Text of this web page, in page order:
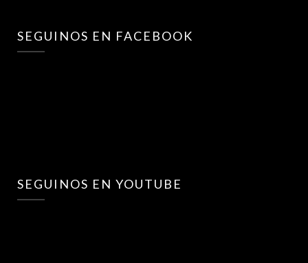
SEGUINOS EN FACEBOOK
SEGUINOS EN YOUTUBE